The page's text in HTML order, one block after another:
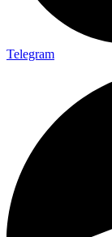
Telegram